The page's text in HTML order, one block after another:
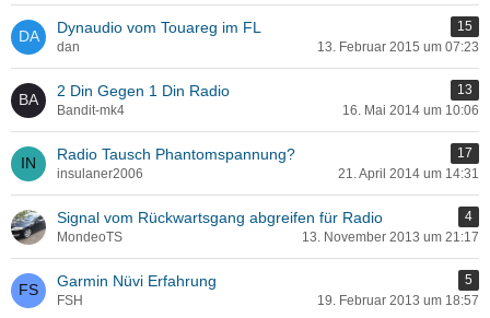
Dynaudio vom Touareg im FL
15
dan
13. Februar 2015 um 07:23
2 Din Gegen 1 Din Radio
13
Bandit-mk4
16. Mai 2014 um 10:06
Radio Tausch Phantomspannung?
17
insulaner2006
21. April 2014 um 14:31
Signal vom Rückwartsgang abgreifen für Radio
4
MondeoTS
13. November 2013 um 21:17
Garmin Nüvi Erfahrung
5
FSH
19. Februar 2013 um 18:57